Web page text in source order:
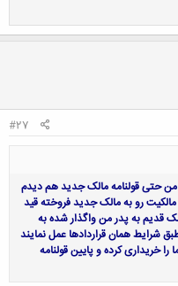
#27
من حتی قولنامه مالک جدید هم دیدم
رو به مالک جدید فروخته قید
قدیم به پدر من واگذار شده به
شرایط همان قراردادها عمل نمایند
خریداری کرده و پایین قولنامه